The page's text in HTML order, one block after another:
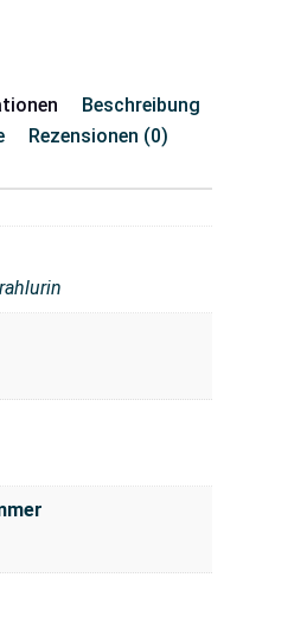
Beschreibung
Rezensionen (0)